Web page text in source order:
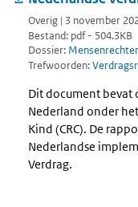
Overig | 3 november
Bestand: pdf - 504.3KB
Dossier:
Trefwoorden:
Dit document bevat
Nederland onder
Kind (CRC). De
Nederlandse
Verdrag.